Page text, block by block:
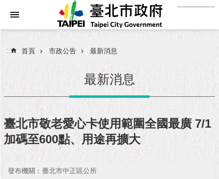
跳到主要內容區塊
進
搜
民
服
務
府
::: 首頁 市政公告 最新消息
最新消息
臺北市敬老愛心卡使用範圍全國最廣 7/1
加碼至600點、用途再擴大
發布機關：臺北市中正區公所